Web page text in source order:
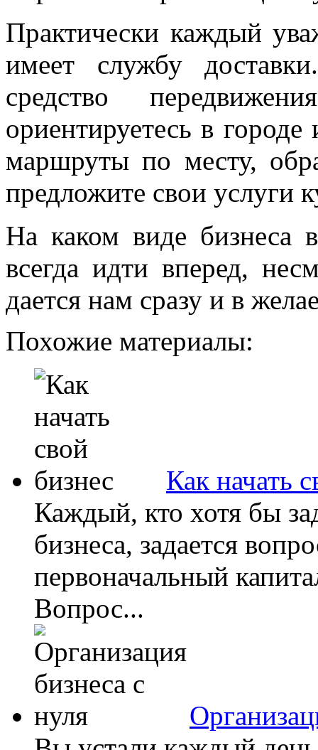
Практически каждый
имеет службу
средство
ориентируетесь в
маршруты по месту,
предложите свои услуги
На каком виде бизнеса
всегда идти вперед,
дается нам сразу и в
Похожие материалы:
Как начать
Каждый, кто хотя бы
бизнеса, задается
первоначальный
Вопрос...